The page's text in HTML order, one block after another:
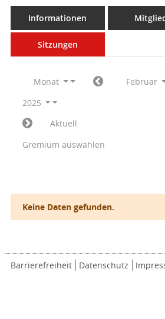
Informationen
Sitzungen
Monat
Februar
2025
Aktuell
Gremium auswählen
Keine Daten gefunden.
Barrierefreiheit Datenschutz